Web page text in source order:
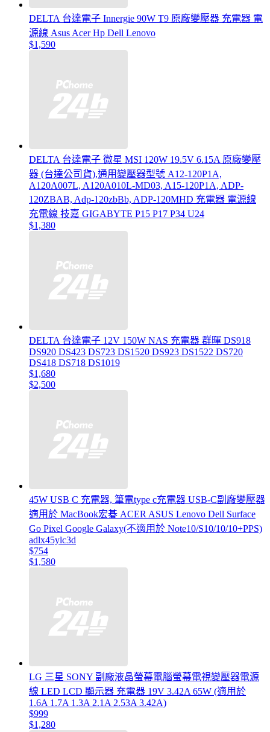
DELTA 台達電子 Innergie 90W T9 原廠變壓器 充電器 電
源線 Asus Acer Hp Dell Lenovo
$1,590
DELTA 台達電子 微星 MSI 120W 19.5V 6.15A 原廠變壓
器 (台達公司貨),通用變壓器型號 A12-120P1A,
A120A007L, A120A010L-MD03, A15-120P1A, ADP-
120ZBAB, Adp-120zbBb, ADP-120MHD 充電器 電源線
充電線 技嘉 GIGABYTE P15 P17 P34 U24
$1,380
DELTA 台達電子 12V 150W NAS 充電器 群暉 DS918
DS920 DS423 DS723 DS1520 DS923 DS1522 DS720
DS418 DS718 DS1019
$1,680
$2,500
45W USB C 充電器, 筆電type c充電器 USB-C副廠變壓器
適用於 MacBook宏碁 ACER ASUS Lenovo Dell Surface
Go Pixel Google Galaxy(不適用於 Note10/S10/10/10+PPS)
adlx45ylc3d
$754
$1,580
LG 三星 SONY 副廠液晶螢幕電腦螢幕電視變壓器電源
線 LED LCD 顯示器 充電器 19V 3.42A 65W (適用於
1.6A 1.7A 1.3A 2.1A 2.53A 3.42A)
$999
$1,280